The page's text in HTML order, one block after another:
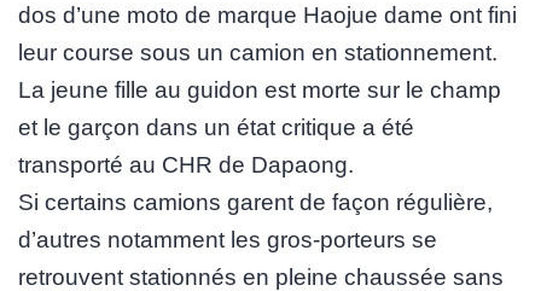
dos d’une moto de marque Haojue dame ont fini
leur course sous un camion en stationnement.
La jeune fille au guidon est morte sur le champ
et le garçon dans un état critique a été
transporté au CHR de Dapaong.
Si certains camions garent de façon régulière,
d’autres notamment les gros-porteurs se
retrouvent stationnés en pleine chaussée sans